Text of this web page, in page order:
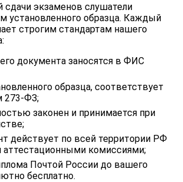
сдачи экзаменов слушатели
установленного образца. Каждый
строгим стандартам нашего
документа заносятся в ФИС
образца, соответствует
273-ФЗ;
законен и принимается при
действует по всей территории РФ
аттестационными комиссиями;
Почтой России до вашего
бесплатно.